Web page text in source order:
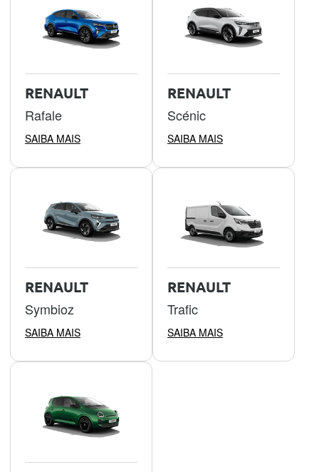
RENAULT
Rafale
SAIBA MAIS
RENAULT
Scénic
SAIBA MAIS
RENAULT
Symbioz
SAIBA MAIS
RENAULT
Trafic
SAIBA MAIS